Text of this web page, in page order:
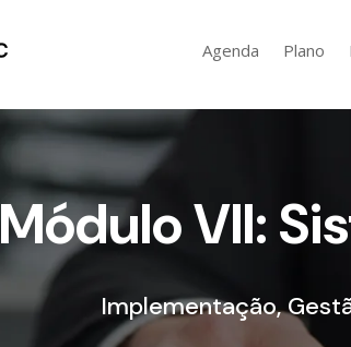
Agenda Plano
Módulo VII:
Implementação,